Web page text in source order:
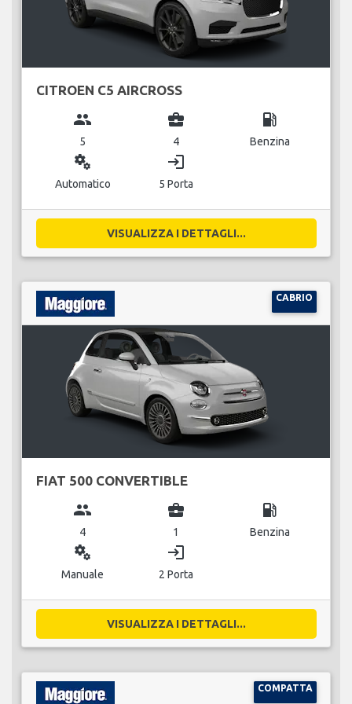
CITROEN C5 AIRCROSS
group
5
business_center
4
local_gas_station
Benzina
miscellaneous_services
Automatico
login
5 Porta
VISUALIZZA I DETTAGLI...
CABRIO
FIAT 500 CONVERTIBLE
group
4
business_center
1
local_gas_station
Benzina
miscellaneous_services
Manuale
login
2 Porta
VISUALIZZA I DETTAGLI...
COMPATTA